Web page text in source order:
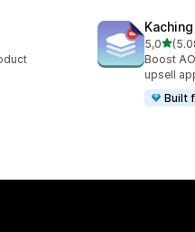
5,05
toplam
Boost
upsell
Built